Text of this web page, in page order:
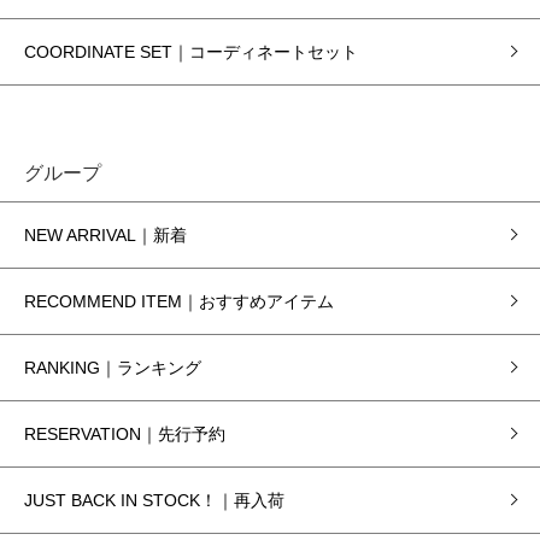
COORDINATE SET｜コーディネートセット
グループ
NEW ARRIVAL｜新着
RECOMMEND ITEM｜おすすめアイテム
RANKING｜ランキング
RESERVATION｜先行予約
JUST BACK IN STOCK！｜再入荷